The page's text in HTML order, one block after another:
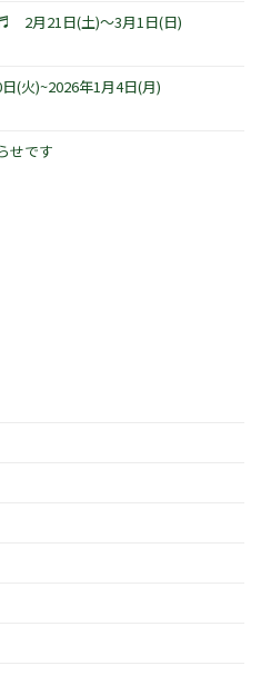
2月21日(土)～3月1日(日)
(火)~2026年1月4日(月)
せです